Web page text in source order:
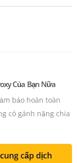
Của Bạn Nữa
bảo hoàn toàn
có gánh nặng chia
cấp dịch